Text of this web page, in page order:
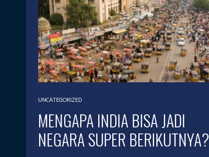
UNCATEGORIZED
MENGAPA INDIA BISA JADI
NEGARA SUPER BERIKUTNYA?